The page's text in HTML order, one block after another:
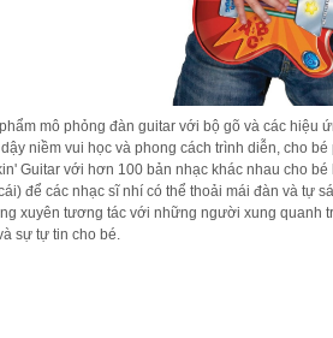
mô phỏng đàn guitar với bộ gõ và các hiệu
niềm vui học và phong cách trình diễn, cho
Guitar với hơn 100 bản nhạc khác nhau cho
để các nhạc sĩ nhí có thể thoải mái đàn và tự
xuyên tương tác với những người xung quanh
sự tự tin cho bé.